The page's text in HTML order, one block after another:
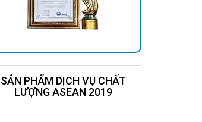
SẢN PHẨM DỊCH VỤ CHẤT
LƯỢNG ASEAN 2019